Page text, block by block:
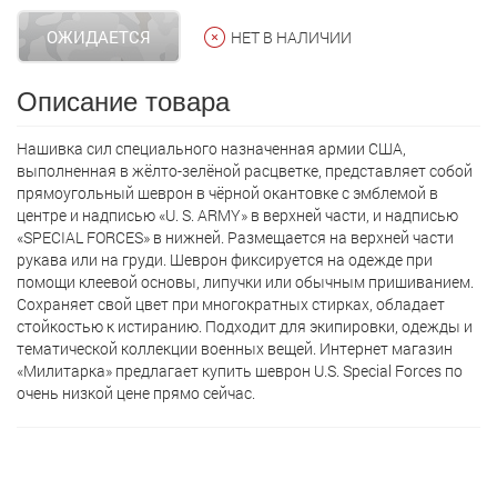
ОЖИДАЕТСЯ НЕТ В НАЛИЧИИ
Описание товара
Нашивка сил специального назначенная армии США,
выполненная в жёлто-зелёной расцветке, представляет собой
прямоугольный шеврон в чёрной окантовке с эмблемой в
центре и надписью «U. S. ARMY» в верхней части, и надписью
«SPECIAL FORCES» в нижней. Размещается на верхней части
рукава или на груди. Шеврон фиксируется на одежде при
помощи клеевой основы, липучки или обычным пришиванием.
Сохраняет свой цвет при многократных стирках, обладает
стойкостью к истиранию. Подходит для экипировки, одежды и
тематической коллекции военных вещей. Интернет магазин
«Милитарка» предлагает кyпить шеврон U.S. Special Forces по
очень низкой цене прямо сейчас.